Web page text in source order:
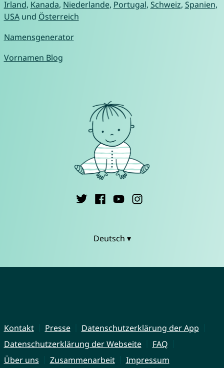
Irland, Kanada, Niederlande, Portugal, Schweiz, Spanien,
USAund Österreich
Namensgenerator
Vornamen Blog
Deutsch ▾
Kontakt Presse
Datenschutzerklärung der App
Datenschutzerklärung der Webseite
FAQ
Über uns
Zusammenarbeit Impressum